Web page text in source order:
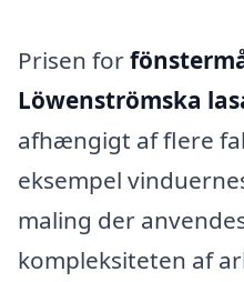
Prisen for
Löwenströmska
afhængigt af flere
eksempel
maling der
kompleksiteten af